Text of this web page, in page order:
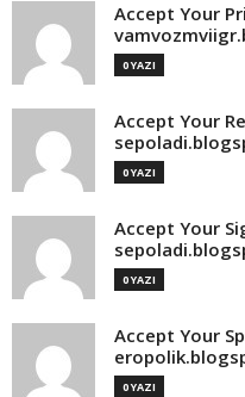
Accept Your
0 YAZI
Accept Your
0 YAZI
Accept Your
0 YAZI
Accept Your
0 YAZI